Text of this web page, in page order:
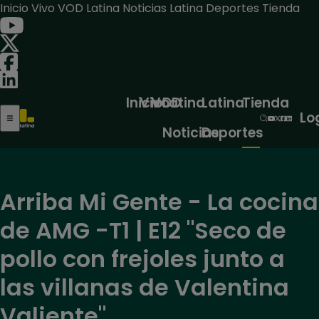
Inicio Vivo VOD Latina Noticias Latina Deportes Tienda
Inicio
Vivo
VOD
Latina
Noticias
Latina
Deportes
Tienda
Arriba Mi Gente - La cocina
de AMG -T1 | E12 "Seco de
pollo con frejoles junto a
las villanas de Valentina